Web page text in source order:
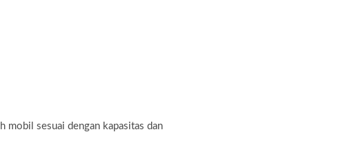
mobil sesuai dengan kapasitas dan